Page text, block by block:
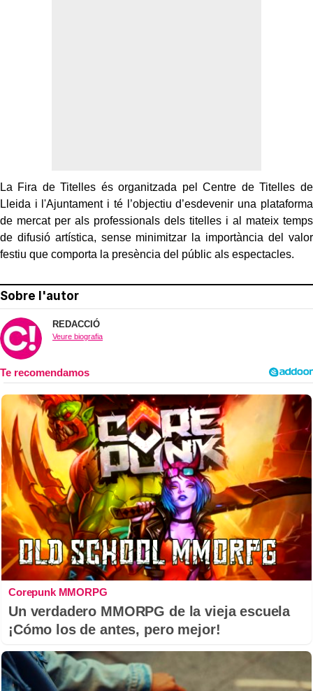
La Fira de Titelles és organitzada pel Centre de Titelles de
Lleida i l'Ajuntament i té l’objectiu d’esdevenir una plataforma
de mercat per als professionals dels titelles i al mateix temps
de difusió artística, sense minimitzar la importància del valor
festiu que comporta la presència del públic als espectacles.
Sobre l'autor
REDACCIÓ
Veure biografia
Corepunk MMORPG
Un verdadero MMORPG de la vieja escuela
¡Cómo los de antes, pero mejor!